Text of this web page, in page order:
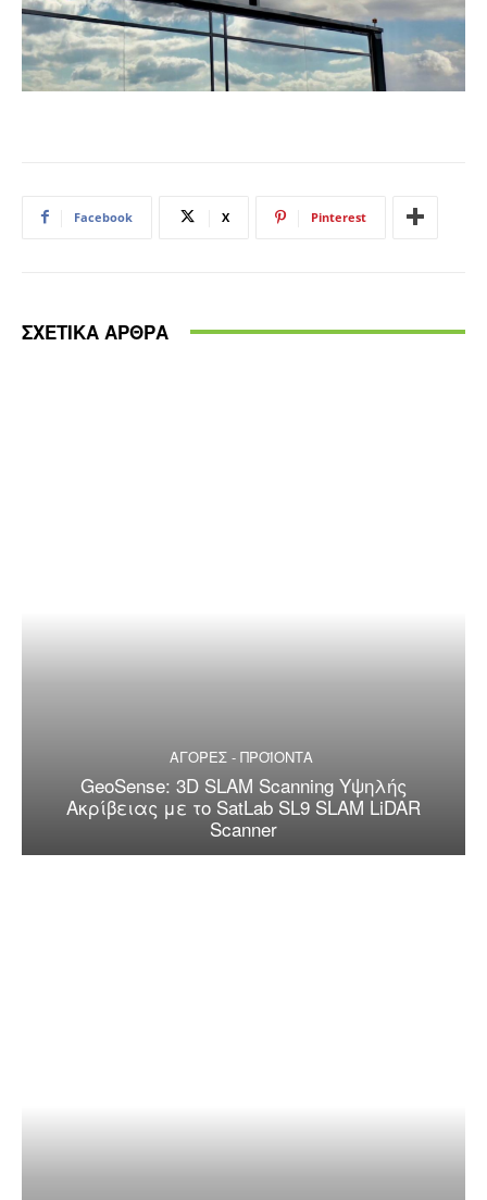
Facebook X Pinterest
ΣΧΕΤΙΚΑ ΑΡΘΡΑ
ΑΓΟΡΕΣ - ΠΡΟΪΟΝΤΑ
GeoSense: 3D SLAM Scanning Υψηλής
Ακρίβειας με το SatLab SL9 SLAM LiDAR
Scanner